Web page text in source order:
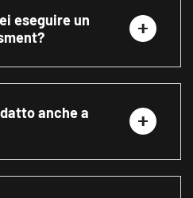
eseguire un
anche a